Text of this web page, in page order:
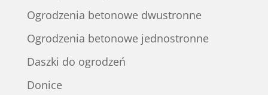
Ogrodzenia betonowe dwustronne
Ogrodzenia betonowe jednostronne
Daszki do ogrodzeń
Donice